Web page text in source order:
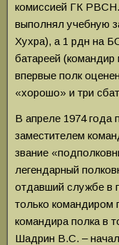
комиссией ГК
выполнял учебную
Хухра), а 1 рдн на
батареей
впервые полк
«хорошо» и три
В апреле 1974 года
заместителем
звание
легендарный
отдавший службе в
только командиром
командира полка в
Шадрин В.С. ‒